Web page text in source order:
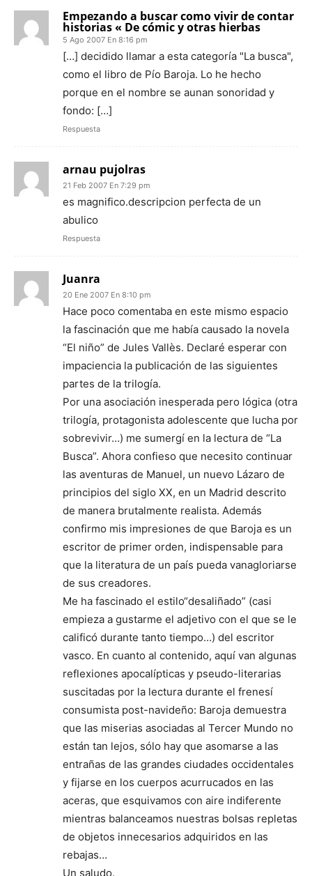
Empezando a buscar como vivir de contar
historias « De cómic y otras hierbas
5 Ago 2007 En 8:16 pm
[…] decidido llamar a esta categoría "La busca",
como el libro de Pío Baroja. Lo he hecho
porque en el nombre se aunan sonoridad y
fondo: […]
Respuesta
arnau pujolras
21 Feb 2007 En 7:29 pm
es magnifico.descripcion perfecta de un
abulico
Respuesta
Juanra
20 Ene 2007 En 8:10 pm
Hace poco comentaba en este mismo espacio
la fascinación que me había causado la novela
“El niño” de Jules Vallès. Declaré esperar con
impaciencia la publicación de las siguientes
partes de la trilogía.
Por una asociación inesperada pero lógica (otra
trilogía, protagonista adolescente que lucha por
sobrevivir…) me sumergí en la lectura de “La
Busca”. Ahora confieso que necesito continuar
las aventuras de Manuel, un nuevo Lázaro de
principios del siglo XX, en un Madrid descrito
de manera brutalmente realista. Además
confirmo mis impresiones de que Baroja es un
escritor de primer orden, indispensable para
que la literatura de un país pueda vanagloriarse
de sus creadores.
Me ha fascinado el estilo“desaliñado” (casi
empieza a gustarme el adjetivo con el que se le
calificó durante tanto tiempo…) del escritor
vasco. En cuanto al contenido, aquí van algunas
reflexiones apocalípticas y pseudo-literarias
suscitadas por la lectura durante el frenesí
consumista post-navideño: Baroja demuestra
que las miserias asociadas al Tercer Mundo no
están tan lejos, sólo hay que asomarse a las
entrañas de las grandes ciudades occidentales
y fijarse en los cuerpos acurrucados en las
aceras, que esquivamos con aire indiferente
mientras balanceamos nuestras bolsas repletas
de objetos innecesarios adquiridos en las
rebajas…
Un saludo.